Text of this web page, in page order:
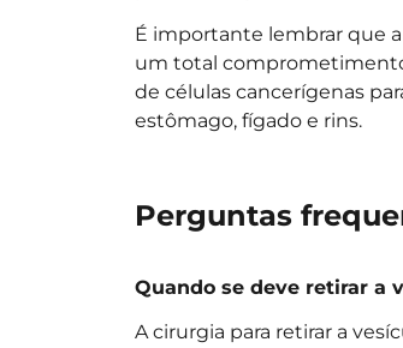
É importante lembrar que a
um total
de células cancerígenas
estômago, fígado e rins.
Perguntas
Quando se deve retirar a
A cirurgia para retirar a